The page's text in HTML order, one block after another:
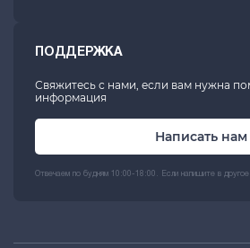
ПОДДЕРЖКА
Свяжитесь с нами, если вам нужна
информация
Написать нам
Отвечаем по будням 10:00-18:00. Если напишите в